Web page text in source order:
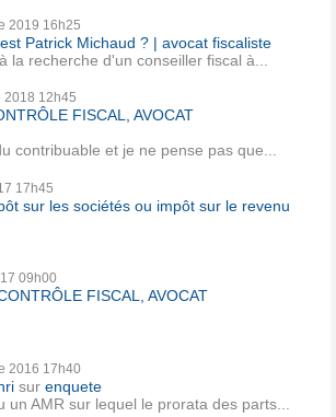
2019 16h25
Patrick Michaud ? | avocat fiscaliste
la recherche d'un conseiller fiscal à...
2018 12h45
FISCAL, AVOCAT
contribuable et je ne pense pas que...
17h45
sur les sociétés ou impôt sur le revenu
09h00
FISCAL, AVOCAT
2016 17h40
sur enquete
un AMR sur lequel le prorata des parts...